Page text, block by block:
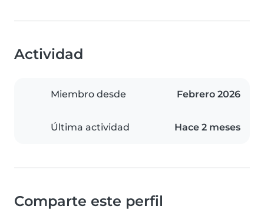
Actividad
Miembro desde Febrero 2026
Última actividad Hace 2 meses
Comparte este perfil